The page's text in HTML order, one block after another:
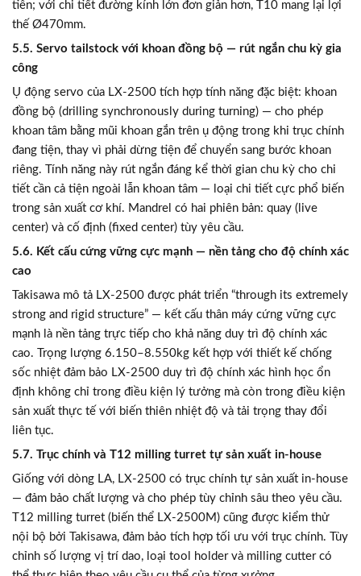
tiên; với chi tiết đường kính lớn đơn giản hơn, T10 mang lại lợi
thế Ø470mm.
5.5. Servo tailstock với khoan đồng bộ — rút ngắn chu kỳ gia
công
Ụ động servo của LX-2500 tích hợp tính năng đặc biệt: khoan
đồng bộ (drilling synchronously during turning) — cho phép
khoan tâm bằng mũi khoan gắn trên ụ động trong khi trục chính
đang tiện, thay vì phải dừng tiện để chuyển sang bước khoan
riêng. Tính năng này rút ngắn đáng kể thời gian chu kỳ cho chi
tiết cần cả tiện ngoài lẫn khoan tâm — loại chi tiết cực phổ biến
trong sản xuất cơ khí. Mandrel có hai phiên bản: quay (live
center) và cố định (fixed center) tùy yêu cầu.
5.6. Kết cấu cứng vững cực mạnh — nền tảng cho độ chính xác
cao
Takisawa mô tả LX-2500 được phát triển “through its extremely
strong and rigid structure” — kết cấu thân máy cứng vững cực
mạnh là nền tảng trực tiếp cho khả năng duy trì độ chính xác
cao. Trọng lượng 6.150–8.550kg kết hợp với thiết kế chống
sốc nhiệt đảm bảo LX-2500 duy trì độ chính xác hình học ổn
định không chỉ trong điều kiện lý tưởng mà còn trong điều kiện
sản xuất thực tế với biến thiên nhiệt độ và tải trọng thay đổi
liên tục.
5.7. Trục chính và T12 milling turret tự sản xuất in-house
Giống với dòng LA, LX-2500 có trục chính tự sản xuất in-house
— đảm bảo chất lượng và cho phép tùy chỉnh sâu theo yêu cầu.
T12 milling turret (biến thể LX-2500M) cũng được kiểm thử
nội bộ bởi Takisawa, đảm bảo tích hợp tối ưu với trục chính. Tùy
chỉnh số lượng vị trí dao, loại tool holder và milling cutter có